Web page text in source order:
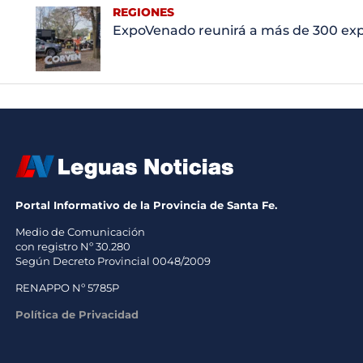
REGIONES
ExpoVenado reunirá a más de 300
Portal Informativo de la Provincia de Santa Fe.
Medio de Comunicación
con registro Nº 30.280
Según Decreto Provincial 0048/2009
RENAPPO Nº 5785P
Política de Privacidad